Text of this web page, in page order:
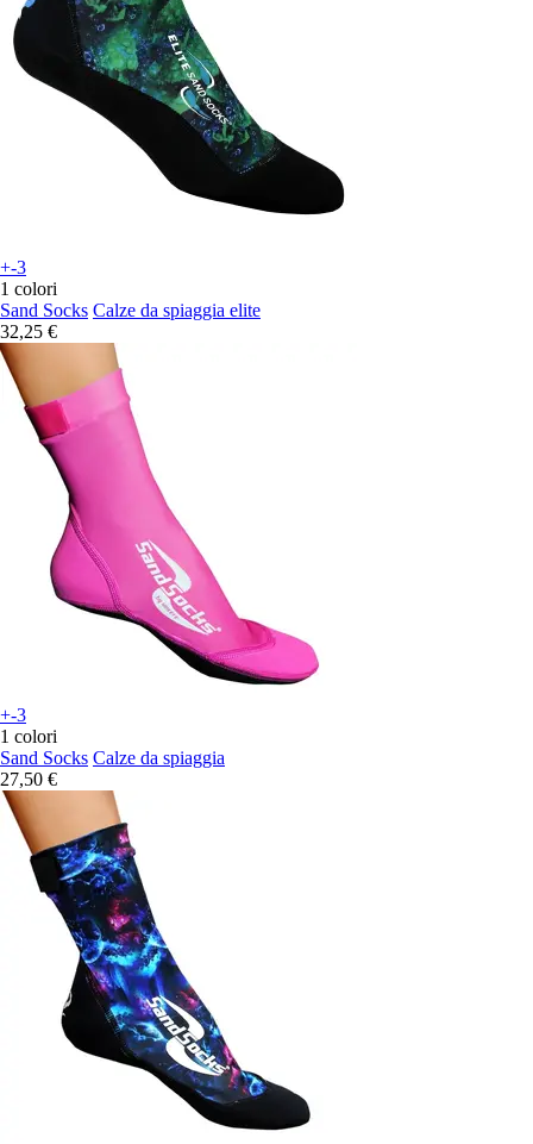
+-3
1 colori
Sand Socks Calze da spiaggia elite
32,25 €
+-3
1 colori
Sand Socks Calze da spiaggia
27,50 €